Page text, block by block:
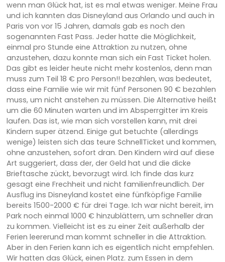
wenn man Glück hat, ist es mal etwas weniger. Meine Frau
und ich kannten das Disneyland aus Orlando und auch in
Paris von vor 15 Jahren, damals gab es noch den
sogenannten Fast Pass. Jeder hatte die Möglichkeit,
einmal pro Stunde eine Attraktion zu nutzen, ohne
anzustehen, dazu konnte man sich ein Fast Ticket holen.
Das gibt es leider heute nicht mehr kostenlos, denn man
muss zum Teil 18 € pro Person!! bezahlen, was bedeutet,
dass eine Familie wie wir mit fünf Personen 90 € bezahlen
muss, um nicht anstehen zu müssen. Die Alternative heißt
um die 60 Minuten warten und im Absperrgitter im Kreis
laufen. Das ist, wie man sich vorstellen kann, mit drei
Kindern super ätzend. Einige gut betuchte (allerdings
wenige) leisten sich das teure SchnellTicket und kommen,
ohne anzustehen, sofort dran. Den Kindern wird auf diese
Art suggeriert, dass der, der Geld hat und die dicke
Brieftasche zückt, bevorzugt wird. Ich finde das kurz
gesagt eine Frechheit und nicht familienfreundlich. Der
Ausflug ins Disneyland kostet eine fünfköpfige Familie
bereits 1500-2000 € für drei Tage. Ich war nicht bereit, im
Park noch einmal 1000 € hinzublättern, um schneller dran
zu kommen. Vielleicht ist es zu einer Zeit außerhalb der
Ferien leererund man kommt schneller in die Attraktion.
Aber in den Ferien kann ich es eigentlich nicht empfehlen.
Wir hatten das Glück, einen Platz. zum Essen in dem